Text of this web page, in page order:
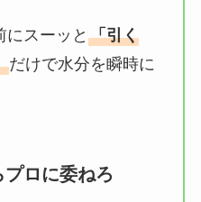
にスーッと 「引く
だけで水分を瞬時に
ロに委ねろ